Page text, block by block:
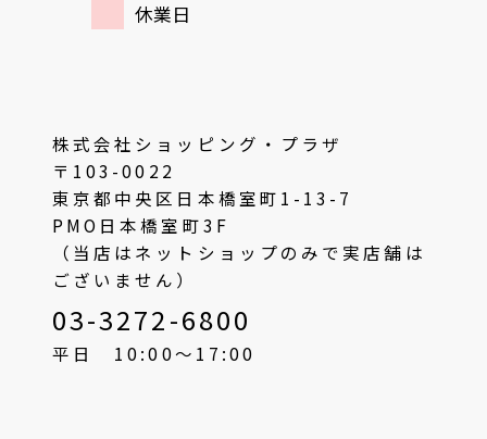
休業日
株式会社ショッピング・プラザ
〒103-0022
東京都中央区日本橋室町1-13-7
PMO日本橋室町3F
（当店はネットショップのみで実店舗は
ございません）
03-3272-6800
平日 10:00〜17:00